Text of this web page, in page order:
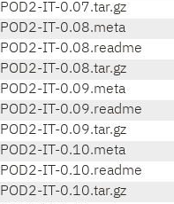
POD2-IT-0.07.tar.gz
POD2-IT-0.08.meta
POD2-IT-0.08.readme
POD2-IT-0.08.tar.gz
POD2-IT-0.09.meta
POD2-IT-0.09.readme
POD2-IT-0.09.tar.gz
POD2-IT-0.10.meta
POD2-IT-0.10.readme
POD2-IT-0.10.tar.gz